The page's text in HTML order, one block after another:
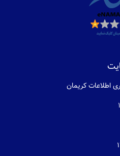
اطلاعات كريمان